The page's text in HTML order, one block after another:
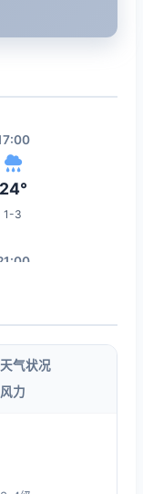
24°
1-3
01:00
天气状况
风力